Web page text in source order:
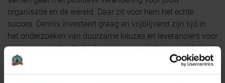
organisatie en de wereld. Daar zit voor hem het echte
succes. Dennis investeert graag en vrijblijvend zijn tijd in
het onderzoeken van duurzame keuzes en leveranciers voor
jouw organisatie, die bijdragen aan een betere wereld, én
kostenefficient zijn.